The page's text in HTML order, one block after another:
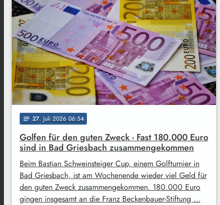
notes 27. Juli 2026 06:54
Golfen für den guten Zweck - Fast 180.000 Euro
sind in Bad Griesbach zusammengekommen
Beim Bastian Schweinsteiger Cup, einem Golfturnier in
Bad Griesbach, ist am Wochenende wieder viel Geld für
den guten Zweck zusammengekommen. 180.000 Euro
gingen insgesamt an die Franz Beckenbauer-Stiftung …